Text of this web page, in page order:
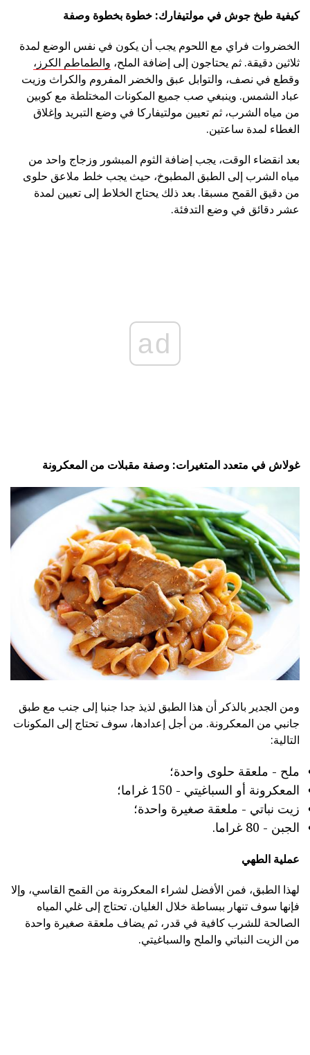
كيفية طبخ جوش في مولتيفارك: خطوة بخطوة وصفة
الخضروات فراي مع اللحوم يجب أن يكون في نفس الوضع لمدة
ثلاثين دقيقة. ثم يحتاجون إلى إضافة الملح، والطماطم الكرز،
وقطع في نصف، والتوابل عبق والخضر المفروم والكراث وزيت
عباد الشمس. وينبغي صب جميع المكونات المختلطة مع كوبين
من مياه الشرب، ثم تعيين مولتيفاركا في وضع التبريد وإغلاق
الغطاء لمدة ساعتين.
بعد انقضاء الوقت، يجب إضافة الثوم المبشور وزجاج واحد من
مياه الشرب إلى الطبق المطبوخ، حيث يجب خلط ملاعق حلوى
من دقيق القمح مسبقا. بعد ذلك يحتاج الخلاط إلى تعيين لمدة
عشر دقائق في وضع التدفئة.
ad
غولاش في متعدد المتغيرات: وصفة مقبلات من المعكرونة
ومن الجدير بالذكر أن هذا الطبق لذيذ جدا جنبا إلى جنب مع طبق
جانبي من المعكرونة. من أجل إعدادها، سوف تحتاج إلى المكونات
التالية:
ملح - ملعقة حلوى واحدة؛
المعكرونة أو السباغيتي - 150 غراما؛
زيت نباتي - ملعقة صغيرة واحدة؛
الجبن - 80 غراما.
عملية الطهي
لهذا الطبق، فمن الأفضل لشراء المعكرونة من القمح القاسي، وإلا
فإنها سوف تنهار ببساطة خلال الغليان. تحتاج إلى غلي المياه
الصالحة للشرب كافية في قدر، ثم يضاف ملعقة صغيرة واحدة
من الزيت النباتي والملح والسباغيتي.